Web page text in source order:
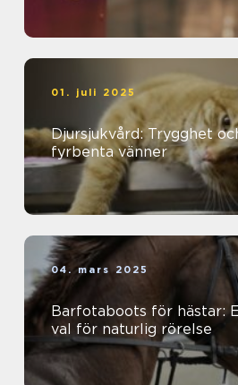
01. juli 2025
Djursjukvård: Trygghet
fyrbenta vänner
04. mars 2025
Barfotaboots för hästar:
val för naturlig rörelse